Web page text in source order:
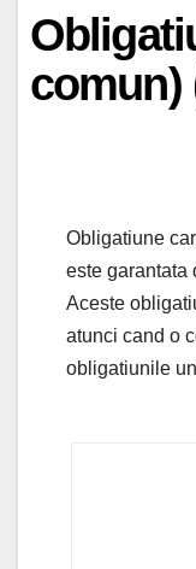
comun)
Obligatiune
este garantata
Aceste
atunci cand o
obligatiunile